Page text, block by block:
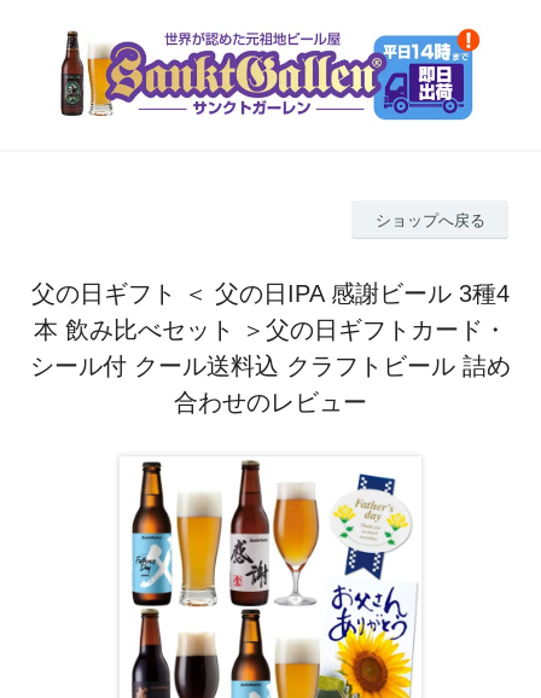
ショップへ戻る
父の日ギフト ＜ 父の日IPA 感謝ビール 3種4
本 飲み比べセット ＞父の日ギフトカード・
シール付 クール送料込 クラフトビール 詰め
合わせのレビュー